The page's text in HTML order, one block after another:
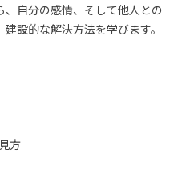
自分の感情、そして他人との
設的な解決方法を学びます。
方